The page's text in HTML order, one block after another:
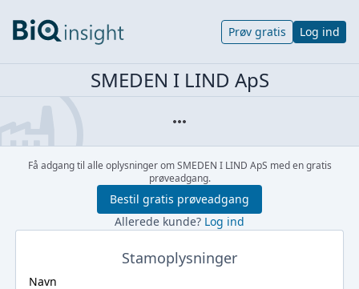
Prøv gratis Log ind
SMEDEN I LIND ApS
Få adgang til alle oplysninger om SMEDEN I LIND ApS med en gratis
prøveadgang.
Bestil gratis prøveadgang
Allerede kunde? Log ind
Stamoplysninger
Navn